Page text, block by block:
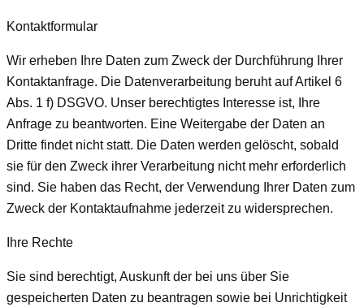
Kontaktformular
Wir erheben Ihre Daten zum Zweck der Durchführung Ihrer
Kontaktanfrage. Die Datenverarbeitung beruht auf Artikel 6
Abs. 1 f) DSGVO. Unser berechtigtes Interesse ist, Ihre
Anfrage zu beantworten. Eine Weitergabe der Daten an
Dritte findet nicht statt. Die Daten werden gelöscht, sobald
sie für den Zweck ihrer Verarbeitung nicht mehr erforderlich
sind. Sie haben das Recht, der Verwendung Ihrer Daten zum
Zweck der Kontaktaufnahme jederzeit zu widersprechen.
Ihre Rechte
Sie sind berechtigt, Auskunft der bei uns über Sie
gespeicherten Daten zu beantragen sowie bei Unrichtigkeit